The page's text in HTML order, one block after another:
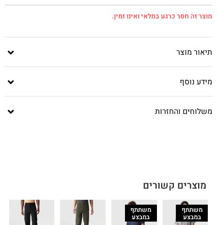
מוצר זה חסר כרגע במלאי ואינו זמין.
תיאור מוצר
מידע נוסף
משלוחים והחזרות
מוצרים קשורים
משתתף
במבצע
משתתף
במבצע